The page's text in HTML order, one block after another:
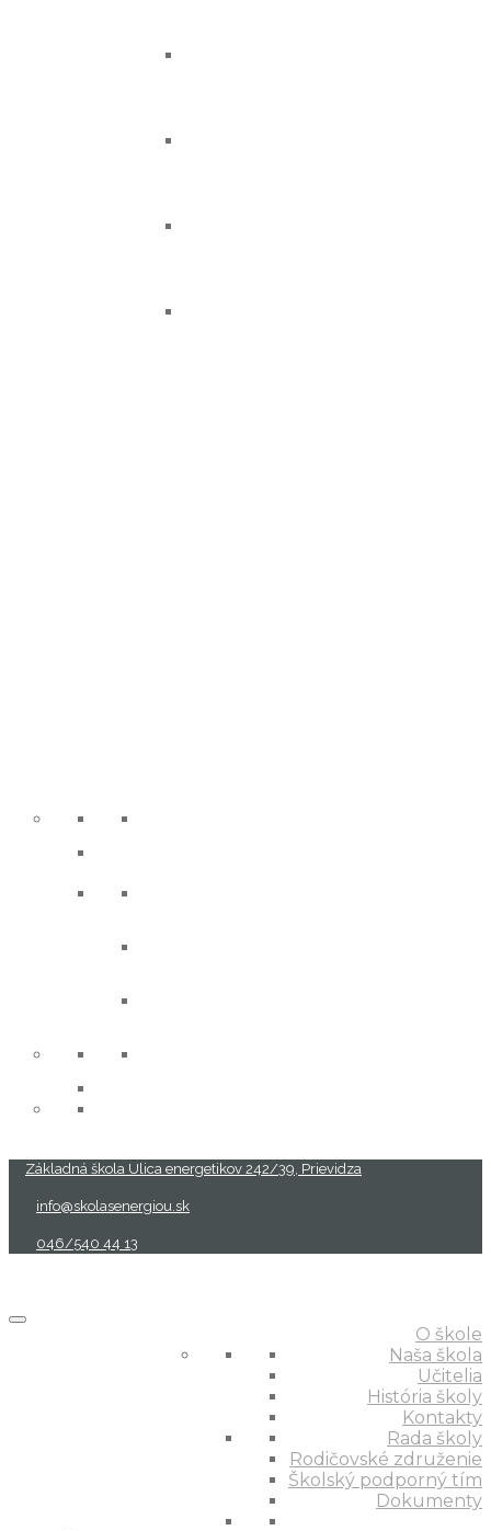
Základná škola Ulica energetikov 242/39, Prievidza
info@skolasenergiou.sk
046/540 44 13
O škole
Naša škola
Učitelia
História školy
Kontakty
Rada školy
Rodičovské združenie
Školský podporný tím
Dokumenty